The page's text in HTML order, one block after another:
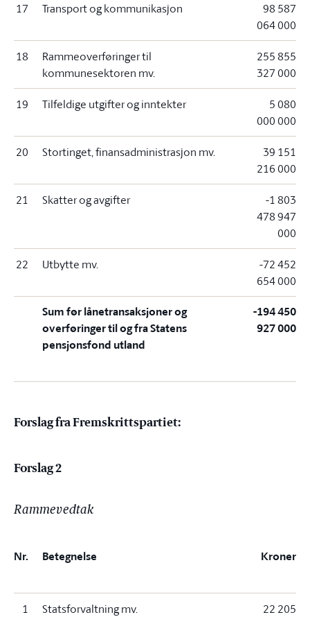
17 Transport og kommunikasjon
98 587
064 000
18
Rammeoverføringer til
kommunesektoren mv.
255 855
327 000
19 Tilfeldige utgifter og inntekter
5 080
000 000
20 Stortinget, finansadministrasjon mv.
39 151
216 000
21 Skatter og avgifter
-1 803
478 947
000
22 Utbytte mv.
-72 452
654 000
Sum før lånetransaksjoner og
overføringer til og fra Statens
pensjonsfond utland
-194 450
927 000
Forslag fra Fremskrittspartiet:
Forslag 2
Rammevedtak
Nr. Betegnelse Kroner
1 Statsforvaltning mv.
22 205